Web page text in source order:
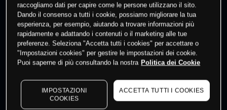
Fai trading
I prezzi sono solo indicativi. Accediper vedere gli ultimi
dati di mercato
to see latest market data
raccogliamo dati per capire come le persone utilizzano il sito.
Dando il consenso a tutti i cookie, possiamo migliorare la tua
esperienza, per esempio, aiutando a trovare informazioni più
rapidamente e adattando i contenuti o il marketing alle tue
preferenze. Seleziona "Accetta tutti i cookies" per accettare o
"Impostazioni cookies" per gestire le impostazioni dei cookie.
Puoi saperne di più consultando la nostra Politica dei Cookie
IMPOSTAZIONI
COOKIES
ACCETTA TUTTI I COOKIES